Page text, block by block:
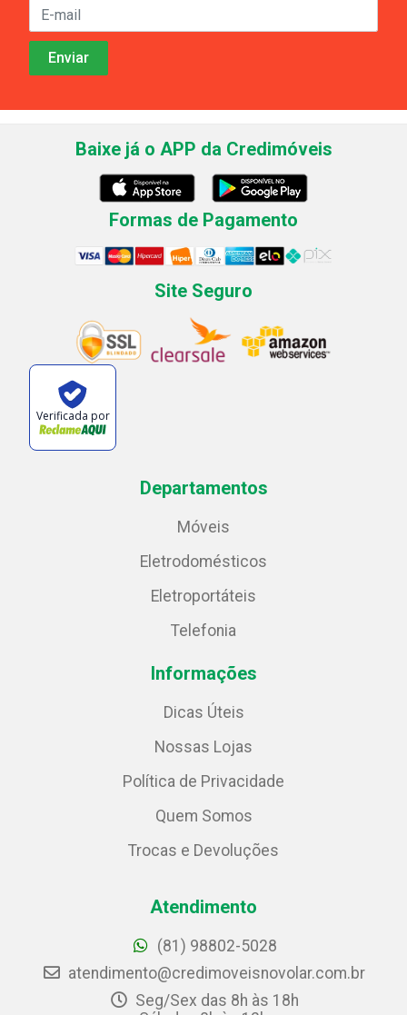
Baixe já o APP da Credimóveis
Formas de Pagamento
Site Seguro
Verificada por
Departamentos
Móveis
Eletrodomésticos
Eletroportáteis
Telefonia
Informações
Dicas Úteis
Nossas Lojas
Política de Privacidade
Quem Somos
Trocas e Devoluções
Atendimento
(81) 98802-5028
atendimento@credimoveisnovolar.com.br
Seg/Sex das 8h às 18h